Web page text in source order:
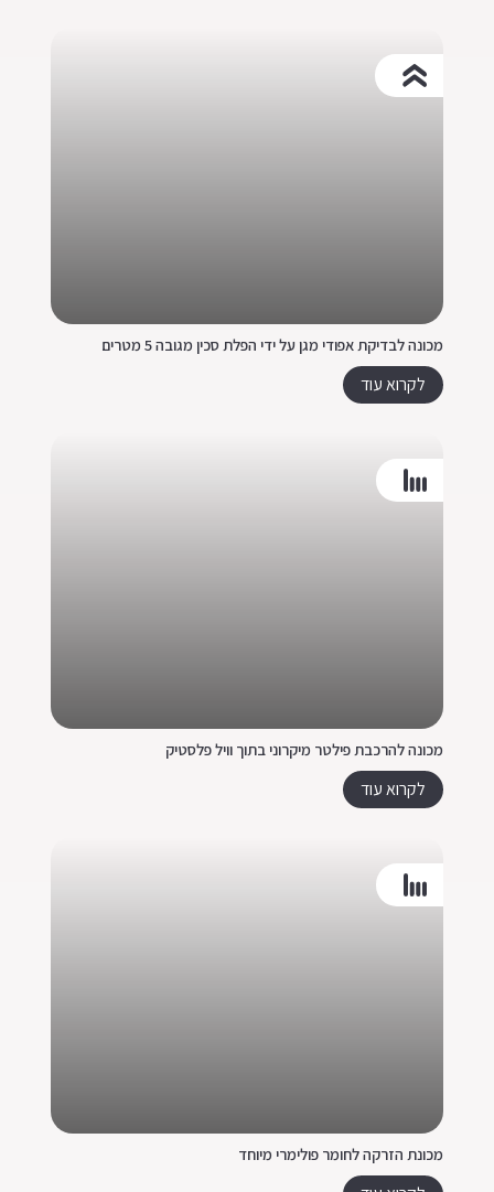
מכונה לבדיקת אפודי מגן על ידי הפלת סכין מגובה 5 מטרים
לקרוא עוד
מכונה להרכבת פילטר מיקרוני בתוך וויל פלסטיק
לקרוא עוד
מכונת הזרקה לחומר פולימרי מיוחד